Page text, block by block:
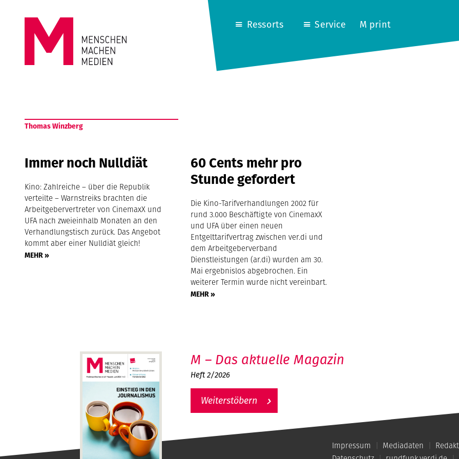
MACHEN
MEDIEN
Ressorts Service M print
Thomas Winzberg
Immer noch Nulldiät
Kino: Zahlreiche – über die Republik
verteilte – Warnstreiks brachten die
Arbeitgebervertreter von CinemaxX und
UFA nach zweieinhalb Monaten an den
Verhandlungstisch zurück. Das Angebot
kommt aber einer Nulldiät gleich!
MEHR »
60 Cents mehr pro
Stunde gefordert
Die Kino-Tarifverhandlungen 2002 für
rund 3.000 Beschäftigte von CinemaxX
und UFA über einen neuen
Entgelttarifvertrag zwischen ver.di und
dem Arbeitgeberverband
Dienstleistungen (ar.di) wurden am 30.
Mai ergebnislos abgebrochen. Ein
weiterer Termin wurde nicht vereinbart.
MEHR »
M – Das aktuelle Magazin
Heft 2/2026
Weiterstöbern
Impressum Mediadaten